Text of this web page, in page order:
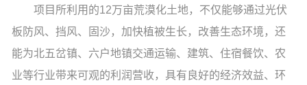
项目所利用的12万亩荒漠化土地，不仅能够通过光伏
板防风、挡风、固沙，加快植被生长，改善生态环境，还
能为北五岔镇、六户地镇交通运输、建筑、住宿餐饮、农
业等行业带来可观的利润营收，具有良好的经济效益、环